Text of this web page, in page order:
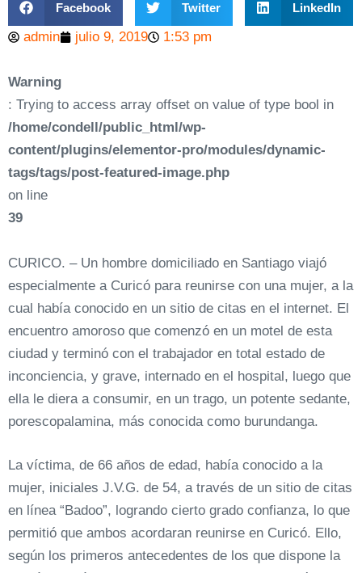
Facebook Twitter LinkedIn
admin julio 9, 2019 1:53 pm
Warning
: Trying to access array offset on value of type bool in
/home/condell/public_html/wp-
content/plugins/elementor-pro/modules/dynamic-
tags/tags/post-featured-image.php
on line
39
CURICO. – Un hombre domiciliado en Santiago viajó
especialmente a Curicó para reunirse con una mujer, a la
cual había conocido en un sitio de citas en el internet. El
encuentro amoroso que comenzó en un motel de esta
ciudad y terminó con el trabajador en total estado de
inconciencia, y grave, internado en el hospital, luego que
ella le diera a consumir, en un trago, un potente sedante,
porescopalamina, más conocida como burundanga.
La víctima, de 66 años de edad, había conocido a la
mujer, iniciales J.V.G. de 54, a través de un sitio de citas
en línea “Badoo”, logrando cierto grado confianza, lo que
permitió que ambos acordaran reunirse en Curicó. Ello,
según los primeros antecedentes de los que dispone la